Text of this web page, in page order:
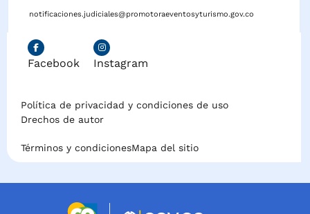
notificaciones.judiciales@promotoraeventosyturismo.gov.co
Facebook Instagram
Política de privacidad y condiciones de uso
Drechos de autor
Términos y condicionesMapa del sitio